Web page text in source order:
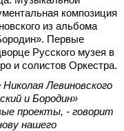
композиция
из альбома
Первые
Русского музея в
и солистов Оркестра.
Левиновского
и Бородин»
проекты, - говорит
нашего